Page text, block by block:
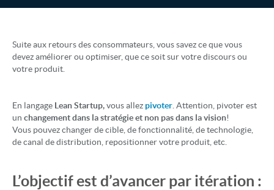
Suite aux retours des consommateurs, vous savez ce que vous
devez améliorer ou optimiser, que ce soit sur votre discours ou
votre produit.
En langage Lean Startup,vous allez pivoter . Attention, pivoter est
un changement dans la stratégie et non pas dans la vision!
Vous pouvez changer de cible, de fonctionnalité, de technologie,
de canal de distribution, repositionner votre produit, etc.
L’objectif est d’avancer par itération :